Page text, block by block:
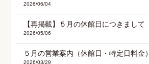
2026/06/04
【再掲載】５月の休館日につきまして
2026/05/06
５月の営業案内（休館日・特定日料金）
2026/03/29